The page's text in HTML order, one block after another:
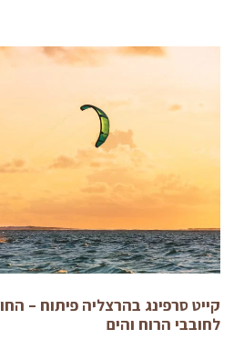
קייט סרפינג בהרצליה פיתוח –
לחובבי הרוח והים